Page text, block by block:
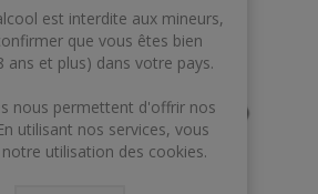
est interdite aux mineurs,
que vous êtes bien
ans et plus) dans votre pays.
nous permettent d'offrir nos
utilisant nos services, vous
utilisation des cookies.